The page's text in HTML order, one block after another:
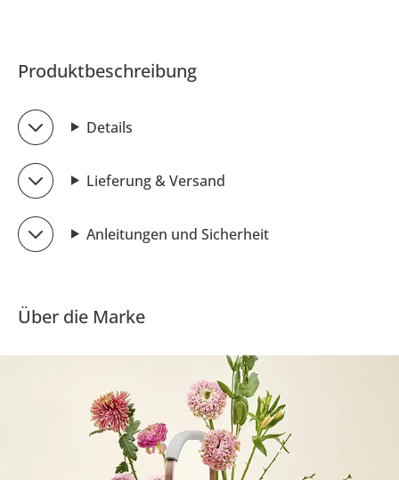
Produktbeschreibung
Details
Lieferung & Versand
Anleitungen und Sicherheit
Über die Marke